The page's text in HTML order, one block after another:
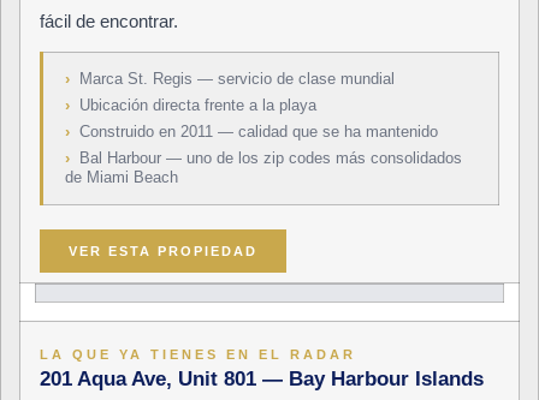
fácil de encontrar.
› Marca St. Regis — servicio de clase mundial
› Ubicación directa frente a la playa
› Construido en 2011 — calidad que se ha mantenido
› Bal Harbour — uno de los zip codes más consolidados
de Miami Beach
VER ESTA PROPIEDAD
LA QUE YA TIENES EN EL RADAR
201 Aqua Ave, Unit 801 — Bay Harbour Islands